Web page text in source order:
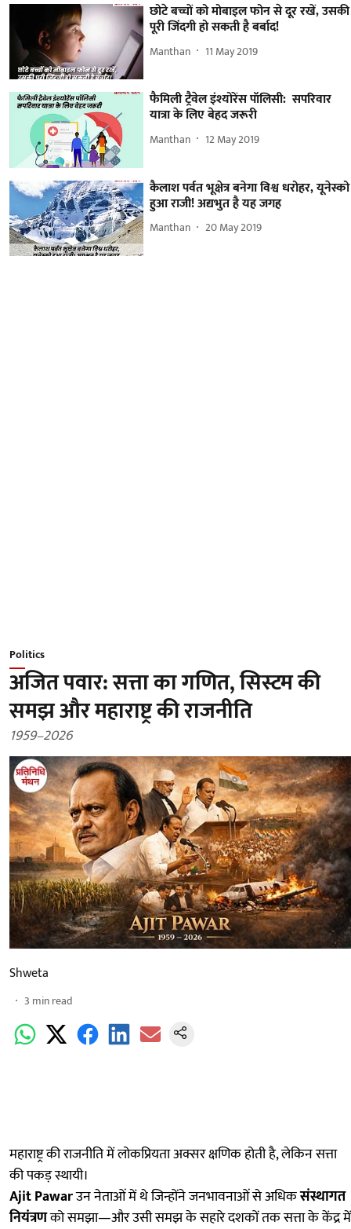
छोटे बच्चों को मोबाइल फोन से दूर रखें, उसकी
पूरी जिंदगी हो सकती है बर्बाद!
Manthan 11 May 2019
फैमिली ट्रैवेल इंश्योरेंस पॉलिसी: सपरिवार
यात्रा के लिए बेहद जरूरी
Manthan 12 May 2019
कैलाश पर्वत भूक्षेत्र बनेगा विश्व धरोहर, यूनेस्को
हुआ राजी! अद्यभुत है यह जगह
Manthan 20 May 2019
Politics
अजित पवार: सत्ता का गणित, सिस्टम की
समझ और महाराष्ट्र की राजनीति
1959–2026
Shweta
3 min read
महाराष्ट्र की राजनीति में लोकप्रियता अक्सर क्षणिक होती है, लेकिन सत्ता
की पकड़ स्थायी।
Ajit Pawarउन नेताओं में थे जिन्होंने जनभावनाओं से अधिकसंस्थागत
नियंत्रणको समझा—और उसी समझ के सहारे दशकों तक सत्ता के केंद्र में